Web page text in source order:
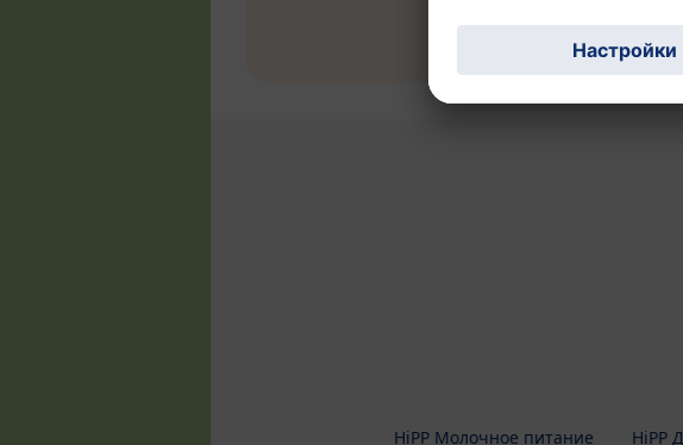
Уход за
HiPP Молочное питание HiPP